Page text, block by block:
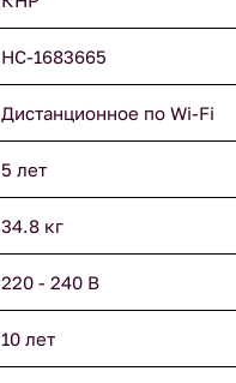
НС-1683665
Дистанционное по Wi-Fi
5 лет
34.8 кг
220 - 240 В
10 лет